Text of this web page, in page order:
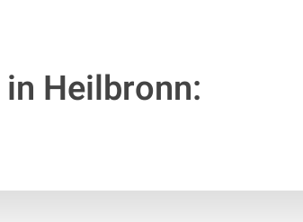
in Heilbronn: